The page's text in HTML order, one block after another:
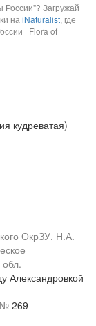
Загружай
на iNaturalist, где
| Flora of
кудреватая)
ОкрЗУ. Н.А.
обл.
Александровкой
№ 269